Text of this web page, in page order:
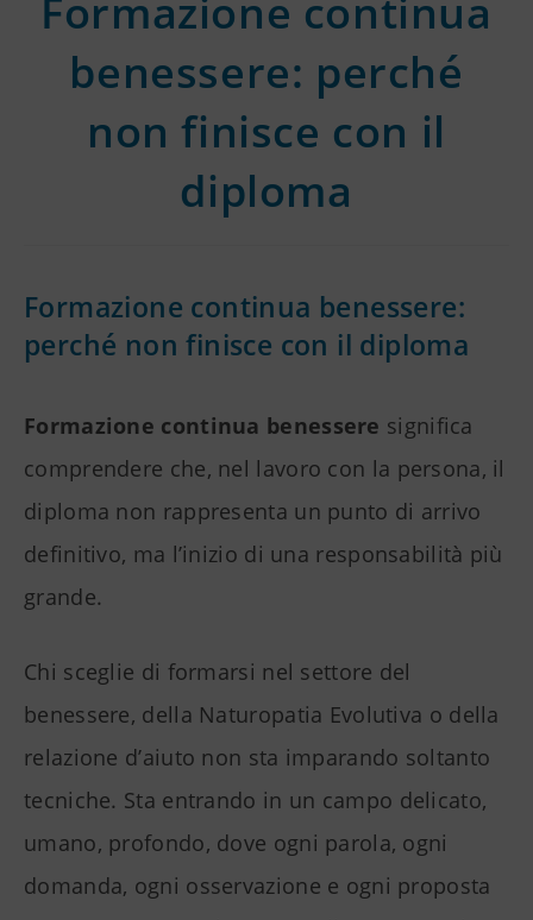
Formazione continua
benessere: perché
non finisce con il
diploma
Formazione continua benessere:
perché non finisce con il diploma
Formazione continua benessere significa
comprendere che, nel lavoro con la persona, il
diploma non rappresenta un punto di arrivo
definitivo, ma l’inizio di una responsabilità più
grande.
Chi sceglie di formarsi nel settore del
benessere, della Naturopatia Evolutiva o della
relazione d’aiuto non sta imparando soltanto
tecniche. Sta entrando in un campo delicato,
umano, profondo, dove ogni parola, ogni
domanda, ogni osservazione e ogni proposta